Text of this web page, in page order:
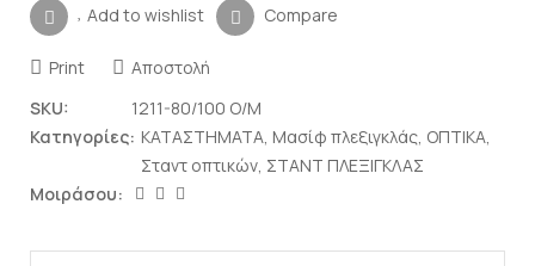
Add to wishlist Compare
Print
Αποστολή
SKU:
1211-80/100 O/M
Κατηγορίες: ΚΑΤΑΣΤΗΜΑΤΑ, Μασίφ πλεξιγκλάς, ΟΠΤΙΚΑ,
Σταντ οπτικών, ΣΤΑΝΤ ΠΛΕΞΙΓΚΛΑΣ
Μοιράσου: